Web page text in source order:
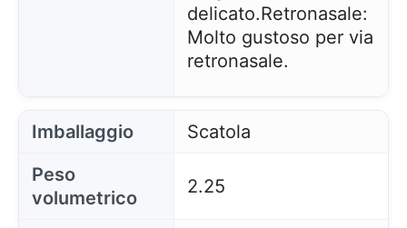
delicato.Retronasale:
Molto gustoso per via
retronasale.
Imballaggio
Scatola
Peso
volumetrico
2.25